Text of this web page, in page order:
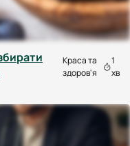
Краса та
здоров'я
1
хв